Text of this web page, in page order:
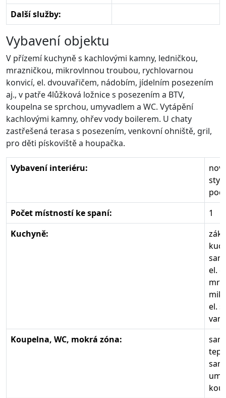
Další služby:
Vybavení objektu
V přízemí kuchyně s kachlovými kamny, ledničkou,
mrazničkou, mikrovlnnou troubou, rychlovarnou
konvicí, el. dvouvařičem, nádobím, jídelním posezením
aj., v patře 4lůžková ložnice s posezením a BTV,
koupelna se sprchou, umyvadlem a WC. Vytápění
kachlovými kamny, ohřev vody boilerem. U chaty
zastřešená terasa s posezením, venkovní ohniště, gril,
pro děti pískoviště a houpačka.
Vybavení interiéru:
Počet místností ke spaní:
1
Kuchyně:
el.
el.
Koupelna, WC, mokrá zóna: